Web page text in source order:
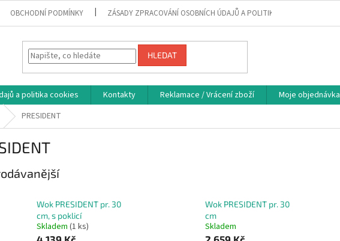
OBCHODNÍ PODMÍNKY ZÁSADY ZPRACOVÁNÍ OSOBNÍCH ÚDAJŮ A POLITIKA COOKIES
HLEDAT
a politika cookies Kontakty Reklamace / Vrácení zboží Moje objednávka
PRESIDENT
Wok PRESIDENT pr. 30
cm, s poklicí
Skladem (1 ks)
Wok PRESIDENT pr. 30
cm
Skladem